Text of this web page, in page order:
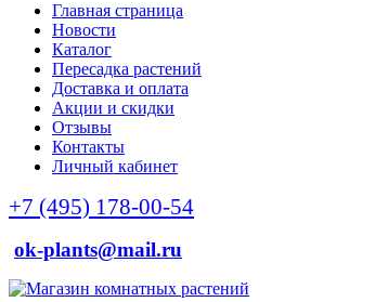
Главная страница
Новости
Каталог
Пересадка растений
Доставка и оплата
Акции и скидки
Отзывы
Контакты
Личный кабинет
+7 (495) 178-00-54
ok-plants@mail.ru